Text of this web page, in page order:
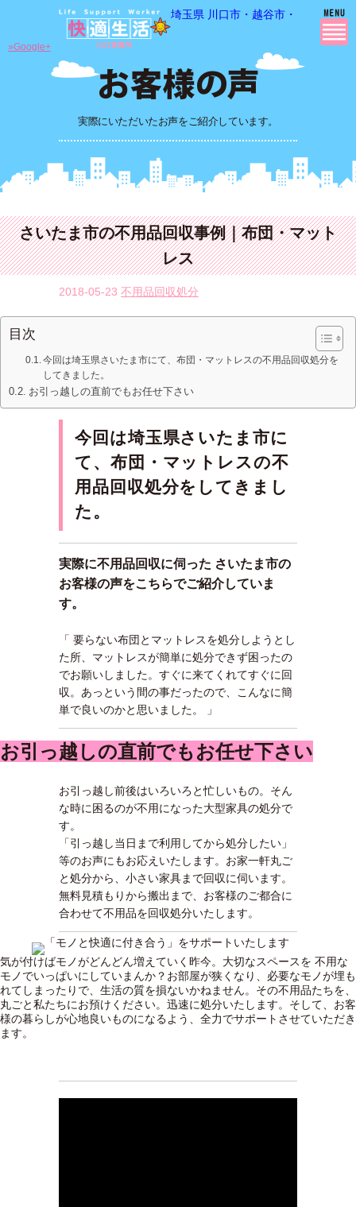
埼玉県 川口市・越谷市・さいたま
実際にいただいたお声をご紹介しています。
»Google+
さいたま市の不用品回収事例｜布団・マット
レス
2018-05-23 不用品回収処分
目次
今回は埼玉県さいたま市にて、布団・マットレスの不用品回収処分を
してきました。
お引っ越しの直前でもお任せ下さい
今回は埼玉県さいたま市に
て、布団・マットレスの不
用品回収処分をしてきまし
た。
実際に不用品回収に伺った さいたま市の
お客様の声をこちらでご紹介していま
す。
「 要らない布団とマットレスを処分しようとし
た所、マットレスが簡単に処分できず困ったの
でお願いしました。すぐに来てくれてすぐに回
収。あっという間の事だったので、こんなに簡
単で良いのかと思いました。 」
お引っ越しの直前でもお任せ下さい
お引っ越し前後はいろいろと忙しいもの。そん
な時に困るのが不用になった大型家具の処分で
す。
「引っ越し当日まで利用してから処分したい」
等のお声にもお応えいたします。お家一軒丸ご
と処分から、小さい家具まで回収に伺います。
無料見積もりから搬出まで、お客様のご都合に
合わせて不用品を回収処分いたします。
気が付けばモノがどんどん増えていく昨今。大切なスペースを 不用な
モノでいっぱいにしていまんか？お部屋が狭くなり、必要なモノが埋も
れてしまったりで、生活の質を損ないかねません。その不用品たちを、
丸ごと私たちにお預けください。迅速に処分いたします。そして、お客
様の暮らしが心地良いものになるよう、全力でサポートさせていただき
ます。